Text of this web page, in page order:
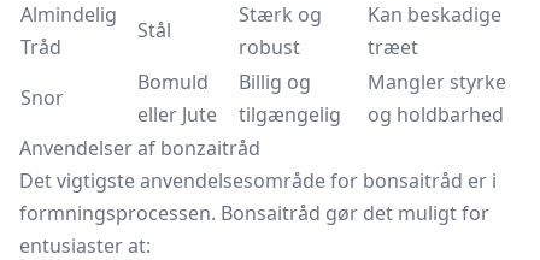
Almindelig
Tråd
Stål
Stærk og
robust
Kan beskadige
træet
Snor
Bomuld
eller Jute
Billig og
tilgængelig
Mangler styrke
og holdbarhed
Anvendelser af bonzaitråd
Det vigtigste anvendelsesområde for bonsaitråd er i
formningsprocessen. Bonsaitråd gør det muligt for
entusiaster at: